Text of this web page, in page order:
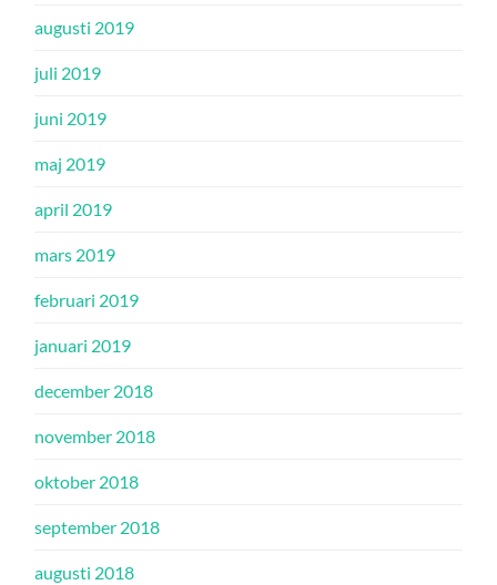
augusti 2019
juli 2019
juni 2019
maj 2019
april 2019
mars 2019
februari 2019
januari 2019
december 2018
november 2018
oktober 2018
september 2018
augusti 2018